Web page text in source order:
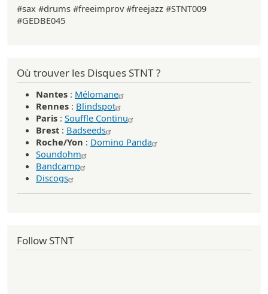
#sax #drums #freeimprov #freejazz #STNT009
#GEDBE045
Où trouver les Disques STNT ?
Nantes : Mélomane
Rennes : Blindspot
Paris : Souffle Continu
Brest : Badseeds
Roche/Yon : Domino Panda
Soundohm
Bandcamp
Discogs
Follow STNT